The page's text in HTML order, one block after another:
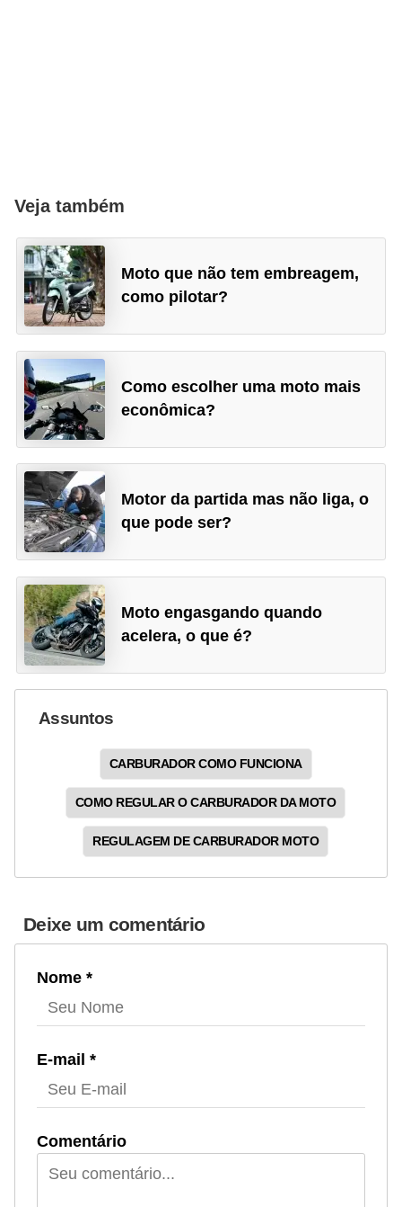
Veja também
Moto que não tem embreagem,
como pilotar?
Como escolher uma moto mais
econômica?
Motor da partida mas não liga, o
que pode ser?
Moto engasgando quando
acelera, o que é?
Assuntos
CARBURADOR COMO FUNCIONA
COMO REGULAR O CARBURADOR DA MOTO
REGULAGEM DE CARBURADOR MOTO
Deixe um comentário
Nome *
E-mail *
Comentário